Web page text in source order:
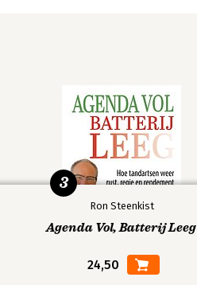
Ron Steenkist
Agenda Vol, Batterij Leeg
24,50
3